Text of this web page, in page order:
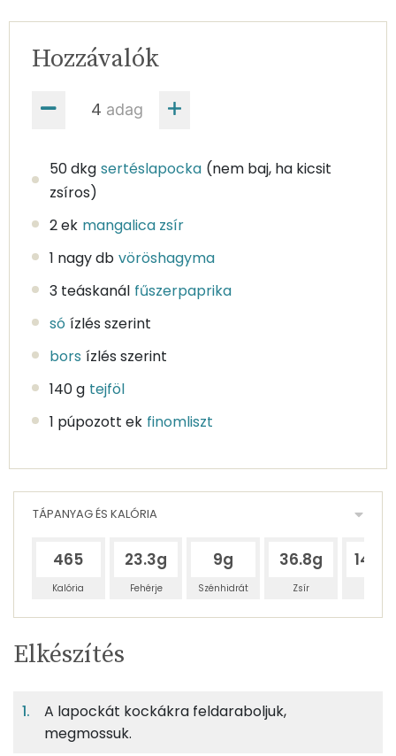
adag
Hozzávalók
50 dkg sertéslapocka (nem baj, ha kicsit
zsíros)
2 ek mangalica zsír
1 nagy db vöröshagyma
3 teáskanál fűszerpaprika
só ízlés szerint
bors ízlés szerint
140 g tejföl
1 púpozott ek finomliszt
TÁPANYAG ÉS KALÓRIA
465
Kalória
23.3g
Fehérje
9g
Szénhidrát
36.8g
Zsír
Egy
adagban
11%
4%
TÁPANYAGTARTALOM
Egy
adagban
4
Elkészítés
A lapockát kockákra feldaraboljuk,
megmossuk.